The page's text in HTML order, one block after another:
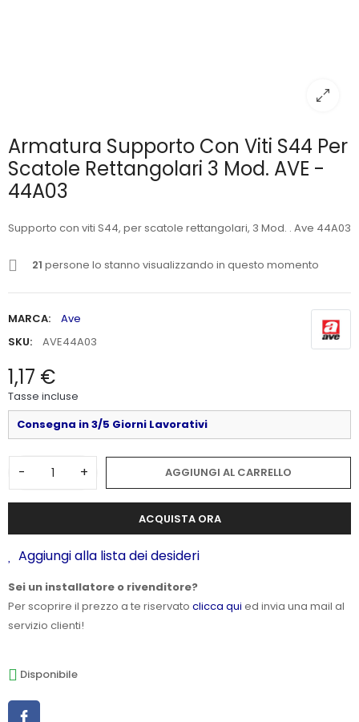
Armatura Supporto Con Viti S44 Per
Scatole Rettangolari 3 Mod. AVE -
44A03
Supporto con viti S44, per scatole rettangolari, 3 Mod. . Ave 44A03
21 persone lo stanno visualizzando in questo momento
MARCA:
Ave
SKU:
AVE44A03
1,17 €
Tasse incluse
Consegna in 3/5 Giorni Lavorativi
- + AGGIUNGI AL CARRELLO
ACQUISTA ORA
Aggiungi alla lista dei desideri
Sei un installatore o rivenditore?
Per scoprire il prezzo a te riservato clicca qui ed invia una mail al
servizio clienti!
Disponibile